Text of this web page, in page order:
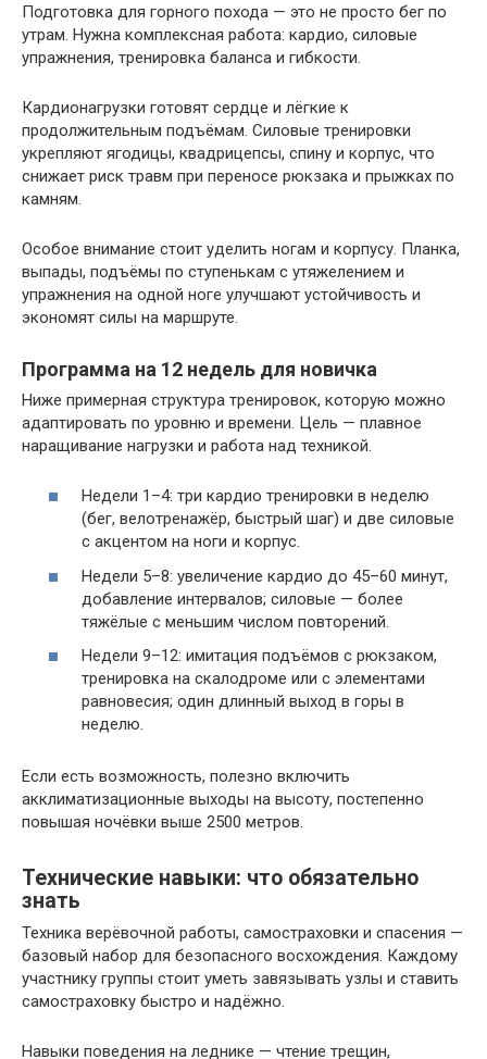
Подготовка для горного похода — это не просто бег по
утрам. Нужна комплексная работа: кардио, силовые
упражнения, тренировка баланса и гибкости.
Кардионагрузки готовят сердце и лёгкие к
продолжительным подъёмам. Силовые тренировки
укрепляют ягодицы, квадрицепсы, спину и корпус, что
снижает риск травм при переносе рюкзака и прыжках по
камням.
Особое внимание стоит уделить ногам и корпусу. Планка,
выпады, подъёмы по ступенькам с утяжелением и
упражнения на одной ноге улучшают устойчивость и
экономят силы на маршруте.
Программа на 12 недель для новичка
Ниже примерная структура тренировок, которую можно
адаптировать по уровню и времени. Цель — плавное
наращивание нагрузки и работа над техникой.
Недели 1–4: три кардио тренировки в неделю
(бег, велотренажёр, быстрый шаг) и две силовые
с акцентом на ноги и корпус.
Недели 5–8: увеличение кардио до 45–60 минут,
добавление интервалов; силовые — более
тяжёлые с меньшим числом повторений.
Недели 9–12: имитация подъёмов с рюкзаком,
тренировка на скалодроме или с элементами
равновесия; один длинный выход в горы в
неделю.
Если есть возможность, полезно включить
акклиматизационные выходы на высоту, постепенно
повышая ночёвки выше 2500 метров.
Технические навыки: что обязательно
знать
Техника верёвочной работы, самостраховки и спасения —
базовый набор для безопасного восхождения. Каждому
участнику группы стоит уметь завязывать узлы и ставить
самостраховку быстро и надёжно.
Навыки поведения на леднике — чтение трещин,